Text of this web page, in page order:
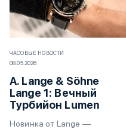
ЧАСОВЫЕ НОВОСТИ
08.05.2026
A. Lange & Söhne
Lange 1: Вечный
Турбийон Lumen
Новинка от Lange —